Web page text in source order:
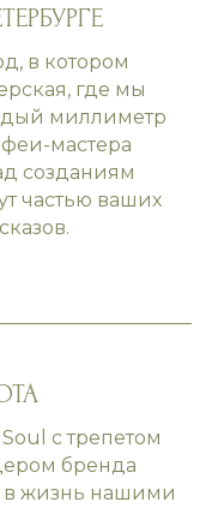
в котором
где мы
миллиметр
мастера
созданиям
частью ваших
с трепетом
бренда
в жизнь нашими